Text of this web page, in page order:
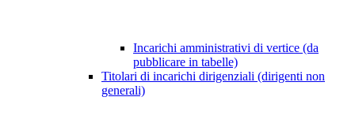
Incarichi amministrativi di vertice (da
pubblicare in tabelle)
Titolari di incarichi dirigenziali (dirigenti non
generali)